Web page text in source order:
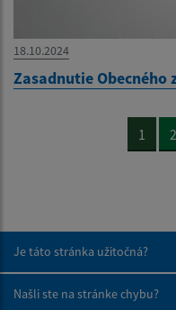
18.10.2024
Zasadnutie
1 2
Je táto stránka užitočná?
Našli ste na stránke chybu?